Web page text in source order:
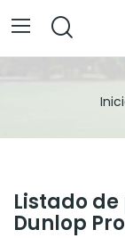
Listado
Dunlop Pro